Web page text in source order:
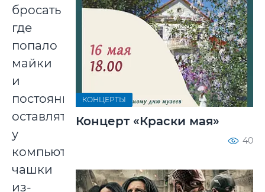
бросать
где
попало
майки
и
постоянно
оставлять
у
компьютера
чашки
из-
КОНЦЕРТЫ
Концерт «Краски мая»
40